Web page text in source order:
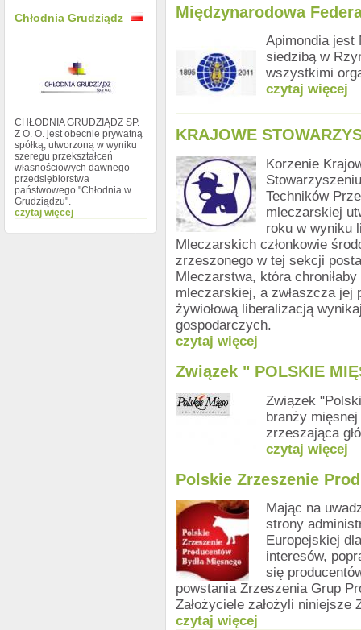
Chłodnia Grudziądz
CHŁODNIA GRUDZIĄDZ SP.
Z O. O. jest obecnie prywatną
spółką, utworzoną w wyniku
szeregu przekształceń
własnościowych dawnego
przedsiębiorstwa
państwowego "Chłodnia w
Grudziądzu".
czytaj więcej
Międzynarodowa
Apimondia jest
siedzibą w
wszystkimi
czytaj więcej
KRAJOWE
Korzenie
Techników
mleczarskiej
roku w wyniku
Mleczarskich członkowie
zrzeszonego w tej sekcji
Mleczarstwa, która
mleczarskiej, a zwłaszcza jej
żywiołową liberalizacją
gospodarczych.
czytaj więcej
Związek " POLSKIE
Związek
branży
zrzeszająca
czytaj więcej
Polskie Zrzeszenie
Mając na
strony
Europejskiej
interesów,
się
powstania Zrzeszenia Grup
Założyciele założyli niniejsze
czytaj więcej